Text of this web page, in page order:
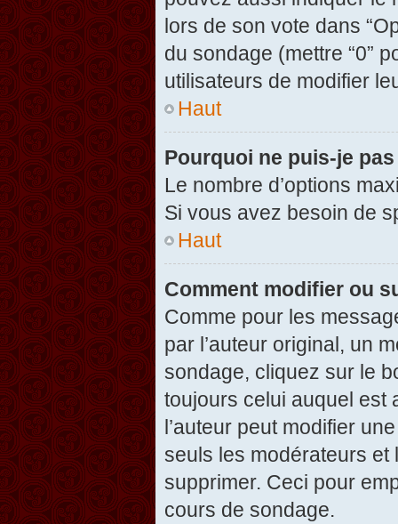
lors de son vote dans
du sondage (mettre “0”
utilisateurs de modifier
Haut
Pourquoi ne puis-je
Le nombre d’options
Si vous avez besoin de
Haut
Comment modifier ou
Comme pour les
par l’auteur original, un
sondage, cliquez sur le
toujours celui auquel est
l’auteur peut modifier
seuls les modérateurs et
supprimer. Ceci pour
cours de sondage.